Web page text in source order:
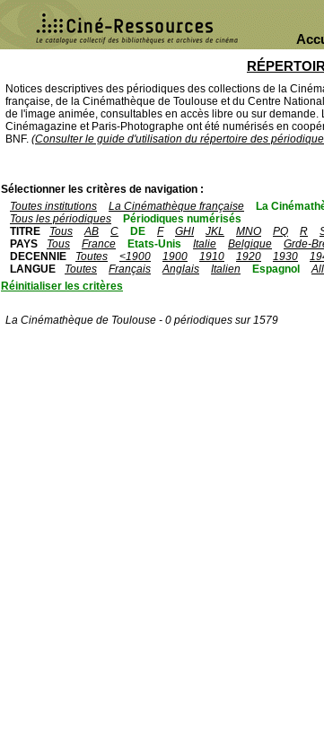
Notices descriptives des périodiques des collections de la
française, de la Cinémathèque de Toulouse et du Centre
de l'image animée, consultables en accès libre ou sur demande.
Cinémagazine et Paris-Photographe ont été numérisés en
BNF. (Consulter le guide d'utilisation du répertoire des
Sélectionner les critères de navigation :
Toutes institutions
La Cinémathèque française La
Tous les périodiques
Périodiques numérisés
TITRE
Tous AB C DE F GHI JKL MNO PQ R
PAYS
Tous France Etats-Unis Italie Belgique Grde-
DECENNIE
Toutes <1900 1900 1910 1920 1930
LANGUE
Toutes Français Anglais Italien Espagnol
Réinitialiser les critères
La Cinémathèque de Toulouse - 0 périodiques sur 1579